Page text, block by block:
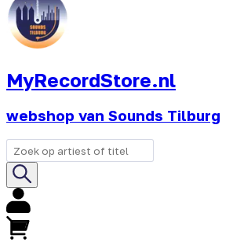
MyRecordStore.nl
webshop van Sounds Tilburg